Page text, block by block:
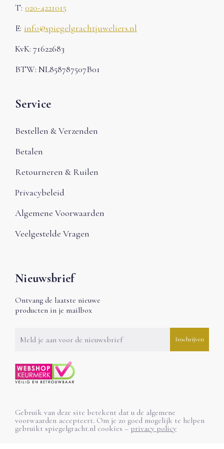
T: 020-4221015
E: info@spiegelgrachtjuweliers.nl
KvK: 71622683
BTW: NL858787507B01
Service
Bestellen & Verzenden
Betalen
Retourneren & Ruilen
Privacybeleid
Algemene Voorwaarden
Veelgestelde Vragen
Nieuwsbrief
Ontvang de laatste nieuwe
producten in je mailbox
Gebruik van deze site betekent dat u de algemene
voorwaarden accepteert. Om je zo goed mogelijk te helpen
gebruikt spiegelgracht.nl cookies – privacy policy